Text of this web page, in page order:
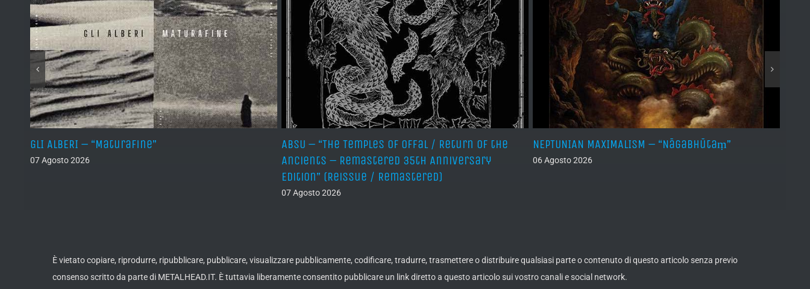
GLI ALBERI – “Maturafine”
07 Agosto 2026
ABSU – “The Temples of Offal / Return of the
Ancients – Remastered 35th Anniversary
Edition” (Reissue / Remastered)
07 Agosto 2026
NEPTUNIAN MAXIMALISM – “Nāgabhūtaṃ”
06 Agosto 2026
È vietato copiare, riprodurre, ripubblicare, pubblicare, visualizzare pubblicamente, codificare, tradurre, trasmettere o distribuire qualsiasi parte o contenuto di questo articolo senza previo
consenso scritto da parte di METALHEAD.IT. È tuttavia liberamente consentito pubblicare un link diretto a questo articolo sui vostro canali e social network.